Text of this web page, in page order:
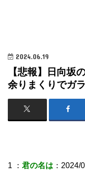
2024.06.19
【悲報】日向坂
余りまくりでガ
1 ：君の名は ：2024/